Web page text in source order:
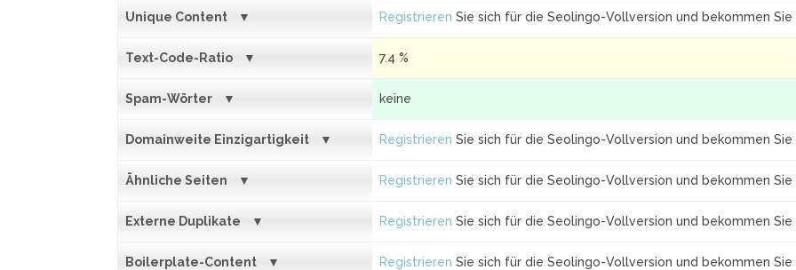
Unique Content Registrieren Sie sich für die Seolingo-Vollversion und bekommen Sie
Text-Code-Ratio 7.4 %
Spam-Wörter keine
Domainweite Einzigartigkeit Registrieren Sie sich für die Seolingo-Vollversion und bekommen Sie
Ähnliche Seiten Registrieren Sie sich für die Seolingo-Vollversion und bekommen Sie
Externe Duplikate Registrieren Sie sich für die Seolingo-Vollversion und bekommen Sie
Boilerplate-Content Registrieren Sie sich für die Seolingo-Vollversion und bekommen Sie